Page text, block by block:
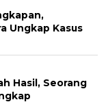
Ungkap Kasus
Hasil, Seorang